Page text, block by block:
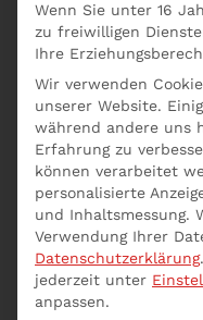
Seminar
Update
Haben Sie die
Kreditgeschäft
erlernen mit dem
Update folgende
Wenn Sie unter 16
zu freiwilligen
Ihre
Wir verwenden
unserer Website.
während andere uns
Erfahrung zu
können verarbeitet
personalisierte
und Inhaltsmessung.
Verwendung Ihrer
Datenschutzerklärung.
jederzeit unter
anpassen.